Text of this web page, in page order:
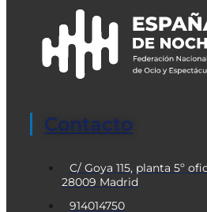
Contacto
C/ Goya 115, planta 5º
28009 Madrid
914014750